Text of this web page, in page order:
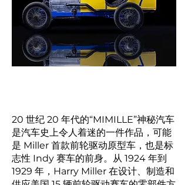
20 世纪 20 年代的“MIMILLE”神秘汽车
是汽车史上令人着迷的一件作品，可能
是 Miller 首款前轮驱动原型车，也是标
志性 Indy 赛车的前身。从 1924 年到
1929 年，Harry Miller 在设计、制造和